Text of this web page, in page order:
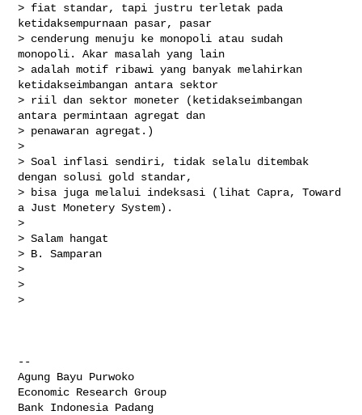
> fiat standar, tapi justru terletak pada
ketidaksempurnaan pasar, pasar
> cenderung menuju ke monopoli atau sudah
monopoli. Akar masalah yang lain
> adalah motif ribawi yang banyak melahirkan
ketidakseimbangan antara sektor
> riil dan sektor moneter (ketidakseimbangan
antara permintaan agregat dan
> penawaran agregat.)
>
> Soal inflasi sendiri, tidak selalu ditembak
dengan solusi gold standar,
> bisa juga melalui indeksasi (lihat Capra, Toward
a Just Monetery System).
>
> Salam hangat
> B. Samparan
>
>
>
--
Agung Bayu Purwoko
Economic Research Group
Bank Indonesia Padang